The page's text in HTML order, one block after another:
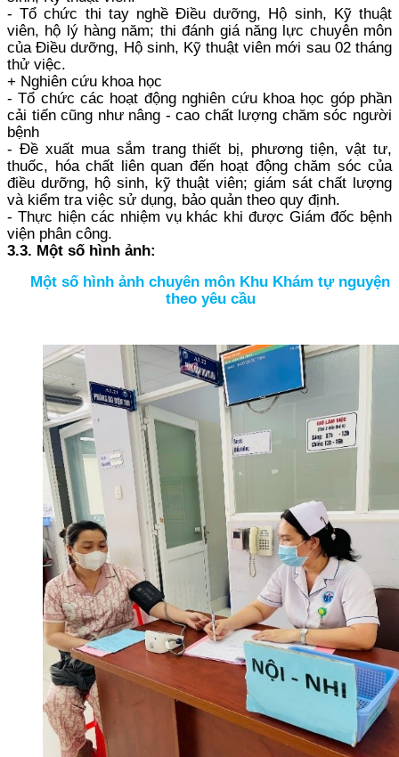
- Tổ chức thi tay nghề Điều dưỡng, Hộ sinh, Kỹ thuật
viên, hộ lý hàng năm; thi đánh giá năng lực chuyên môn
của Điều dưỡng, Hộ sinh, Kỹ thuật viên mới sau 02 tháng
thử việc.
+ Nghiên cứu khoa học
- Tổ chức các hoạt động nghiên cứu khoa học góp phần
cải tiến cũng như nâng - cao chất lượng chăm sóc người
bệnh
- Đề xuất mua sắm trang thiết bị, phương tiện, vật tư,
thuốc, hóa chất liên quan đến hoạt động chăm sóc của
điều dưỡng, hộ sinh, kỹ thuật viên; giám sát chất lượng
và kiểm tra việc sử dụng, bảo quản theo quy định.
- Thực hiện các nhiệm vụ khác khi được Giám đốc bệnh
viện phân công.
3.3. Một số hình ảnh:
Một số hình ảnh chuyên môn Khu Khám tự nguyện
theo yêu cầu